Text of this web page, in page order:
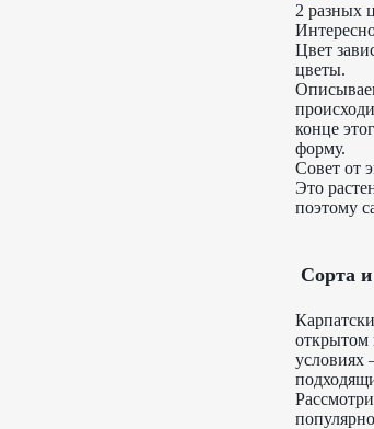
2 разных
Цвет
цветы.
конце
форму.
Совет от
Это
поэтому
Сорта и
открытом
условиях